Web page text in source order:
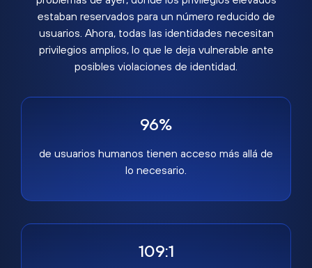
estaban reservados para un número reducido de
usuarios. Ahora, todas las identidades necesitan
privilegios amplios, lo que le deja vulnerable ante
posibles violaciones de identidad.
96%
de usuarios humanos tienen acceso más allá de
lo necesario.
109:1